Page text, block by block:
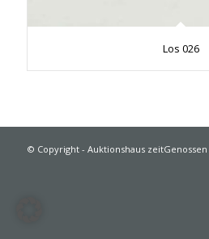
Los 026
© Copyright - Auktionshaus